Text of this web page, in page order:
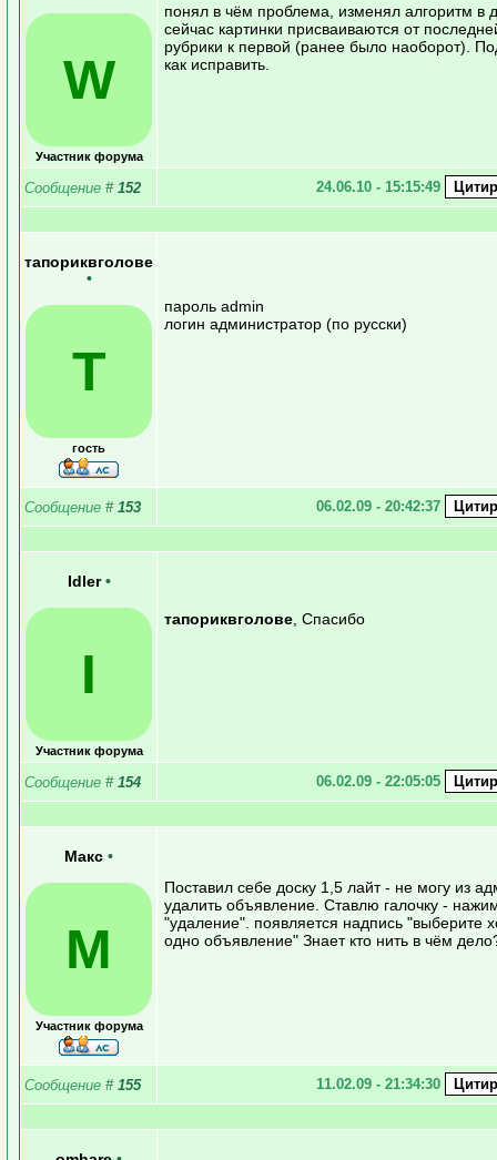
W
Участник форума
понял в чём проблема, изменял алгоритм в
сейчас картинки присваиваются от
рубрики к первой (ранее было наоборот).
как исправить.
Сообщение # 152 24.06.10 - 15:15:49
тапориквголове
•
Т
гость
пароль admin
логин администратор (по русски)
Сообщение # 153 06.02.09 - 20:42:37
Idler •
I
Участник форума
тапориквголове , Спасибо
Сообщение # 154 06.02.09 - 22:05:05
Макс •
М
Участник форума
Поставил себе доску 1,5 лайт - не могу из
удалить объявление. Ставлю галочку -
"удаление". появляется надпись "выберите
одно объявление" Знает кто нить в чём
Сообщение # 155 11.02.09 - 21:34:30